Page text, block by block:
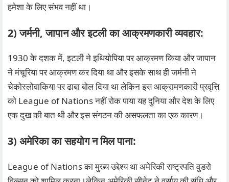
हमेशा के लिए संभव नहीं था।
2) जर्मनी, जापान और इटली का आक्रमणकारी व्यवहार:
1930 के दशक में, इटली ने इथियोपिया पर आक्रमण किया और जापान
ने मंचूरिया पर आक्रमण कर दिया था और इसके साथ ही जर्मनी ने
चेकोस्लोवाकिया पर ढाबा बोल दिया था लेकिन इस आक्रामणकारी प्रवृत्ति
को League of Nations नहीं रोक पाया यह दुनिया और देश के लिए
एक दुख की बात थी और इस संगठन की असफलता का एक कारण।
3) अमेरिका का सहयोग न मिल पाना:
League of Nations का मुख्य उद्देश्य था अमेरिकी राष्ट्रपति वुडरो